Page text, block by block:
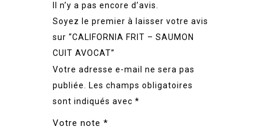
Il n’y a pas encore d’avis.
Soyez le premier à laisser votre avis
sur “CALIFORNIA FRIT – SAUMON
CUIT AVOCAT”
Votre adresse e-mail ne sera pas
publiée.
Les champs obligatoires
sont indiqués avec *
Votre note *